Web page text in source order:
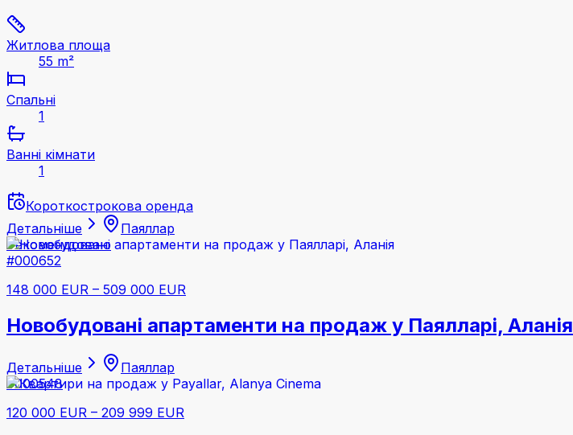
Житлова площа
55 m²
Спальні
1
Ванні кімнати
1
Короткострокова оренда
Детальніше
Паяллар
Рекомендовано
#000652
148 000 EUR – 509 000 EUR
Новобудовані апартаменти на продаж у Паялларі, Аланія
Детальніше
Паяллар
#000548
120 000 EUR – 209 999 EUR